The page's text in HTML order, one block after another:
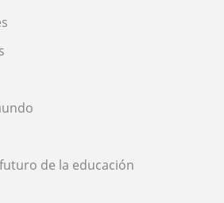
de la educación